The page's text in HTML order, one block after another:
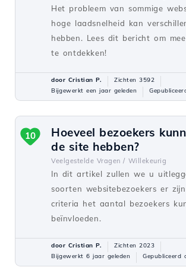
Het probleem van sommige
hoge laadsnelheid kan
hebben. Lees dit bericht om
te ontdekken!
door Cristian P.
Zichten 3592
Bijgewerkt een jaar geleden
Hoeveel bezoekers
de site hebben?
Veelgestelde Vragen / Willekeurig
In dit artikel zullen we u
soorten websitebezoekers er
criteria het aantal bezoekers
beïnvloeden.
10
door Cristian P.
Zichten 2023
Bijgewerkt 6 jaar geleden
Gepubliceerd